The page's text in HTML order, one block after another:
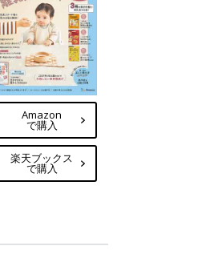
Amazon
で購入
楽天ブックス
で購入